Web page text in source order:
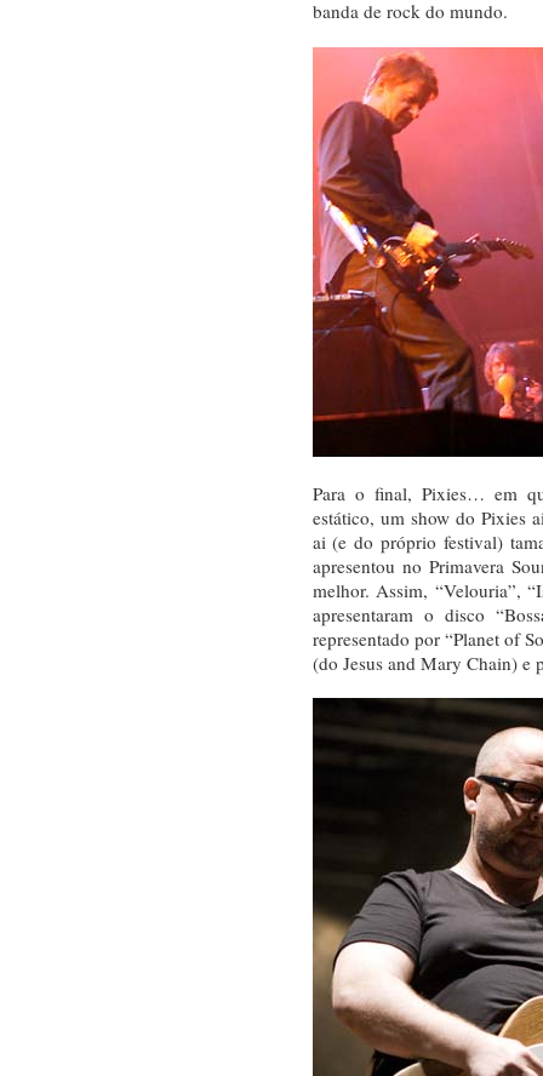
banda de rock do mundo.
Para o final, Pixies… em
estático, um show do Pixies
ai (e do próprio festival)
apresentou no Primavera
melhor. Assim, “Velouria”,
apresentaram o disco
representado por “Planet of
(do Jesus and Mary Chain) e